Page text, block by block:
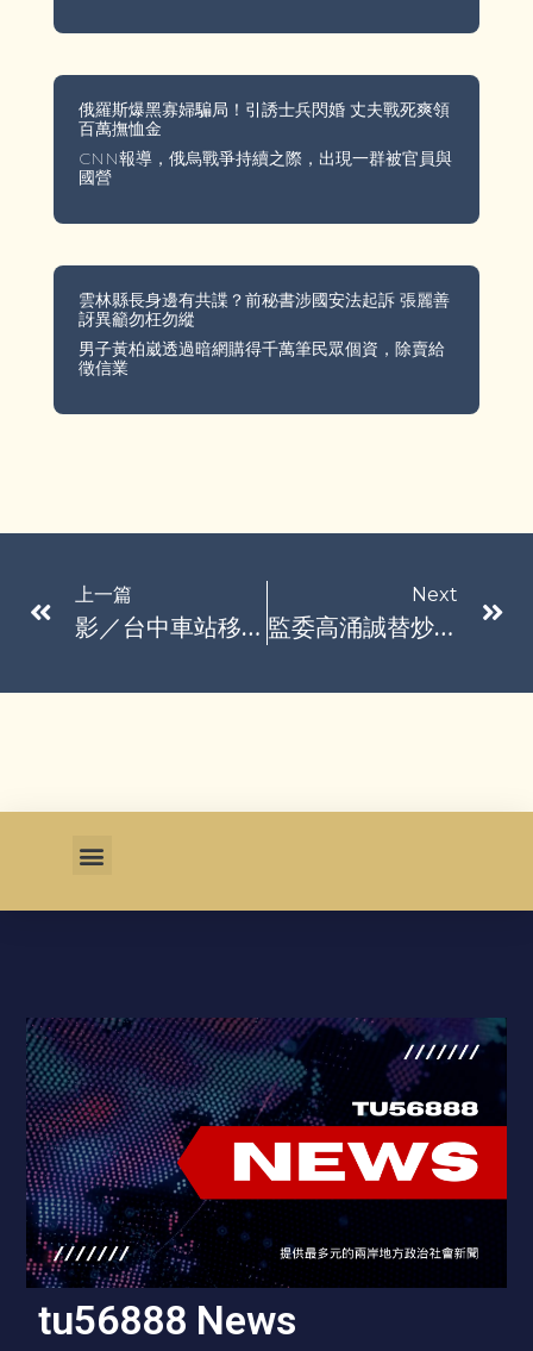
俄羅斯爆黑寡婦騙局！引誘士兵閃婚 丈夫戰死爽領
百萬撫恤金
CNN報導，俄烏戰爭持續之際，出現一群被官員與
國營
雲林縣長身邊有共諜？前秘書涉國安法起訴 張麗善
訝異籲勿枉勿縱
男子黃柏崴透過暗網購得千萬筆民眾個資，除賣給
徵信業
上一篇
影／台中車站移工酒後大亂鬥 18名員警趕赴現場逮4人擴大查處送辦
Next
監委高涌誠替炒股案平反 身兼替鄭文逸釋憲律師基金會董事惹議
tu56888 News